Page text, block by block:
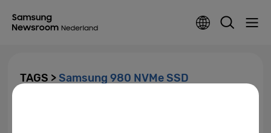
TAGS > Samsung 980 NVMe SSD